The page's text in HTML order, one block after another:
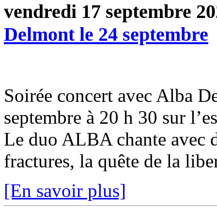
vendredi 17 septembre
Delmont le 24 septembre
Soirée concert avec Alba
septembre à 20 h 30 sur
Le duo ALBA chante avec
fractures, la quête de la
[En savoir plus]